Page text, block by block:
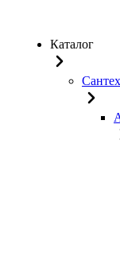
Каталог